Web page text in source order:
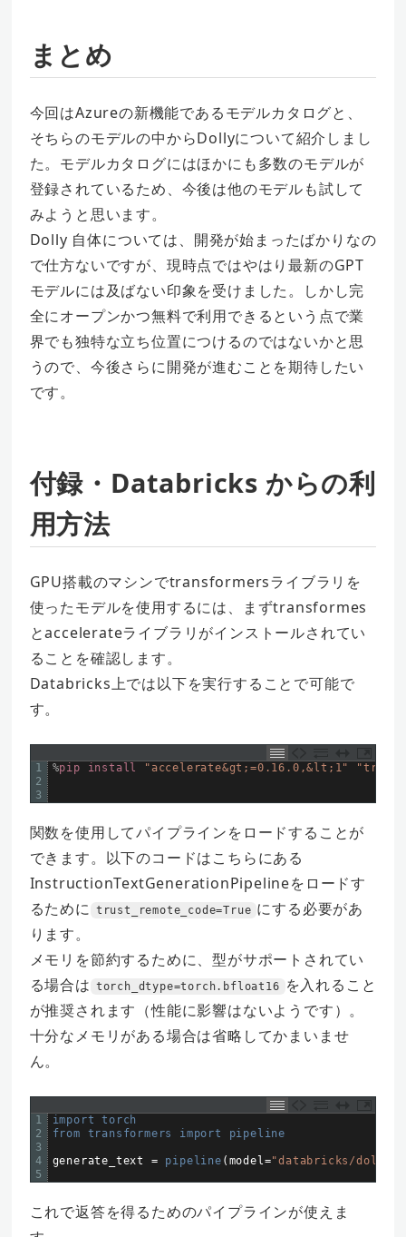
まとめ
今回はAzureの新機能であるモデルカタログと、
そちらのモデルの中からDollyについて紹介しまし
た。モデルカタログにはほかにも多数のモデルが
登録されているため、今後は他のモデルも試して
みようと思います。
Dolly 自体については、開発が始まったばかりなの
で仕方ないですが、現時点ではやはり最新のGPT
モデルには及ばない印象を受けました。しかし完
全にオープンかつ無料で利用できるという点で業
界でも独特な立ち位置につけるのではないかと思
うので、今後さらに開発が進むことを期待したい
です。
付録・Databricks からの利
用方法
GPU搭載のマシンでtransformersライブラリを
使ったモデルを使用するには、まずtransformes
とaccelerateライブラリがインストールされてい
ることを確認します。
Databricks上では以下を実行することで可能で
す。
1
2
3
%pip install "accelerate&gt;=0.16.0,&lt;1"
関数を使用してパイプラインをロードすることが
できます。以下のコードはこちらにある
InstructionTextGenerationPipelineをロードす
るために trust_remote_code=True にする必要があ
ります。
メモリを節約するために、型がサポートされてい
る場合は torch_dtype=torch.bfloat16
を入れること
が推奨されます（性能に影響はないようです）。
十分なメモリがある場合は省略してかまいませ
ん。
1
2
3
4
5
import torch
from transformers import pipeline
generate_text = pipeline ( model="databricks/dolly-
これで返答を得るためのパイプラインが使えま